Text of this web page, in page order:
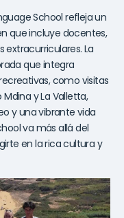
School refleja un
que incluye docentes,
La
que integra
como visitas
y La Valletta,
y una vibrante vida
va más allá del
en la rica cultura y